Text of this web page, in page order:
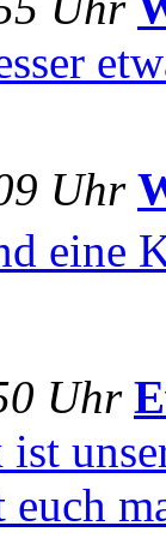
Uhr
eine
Uhr